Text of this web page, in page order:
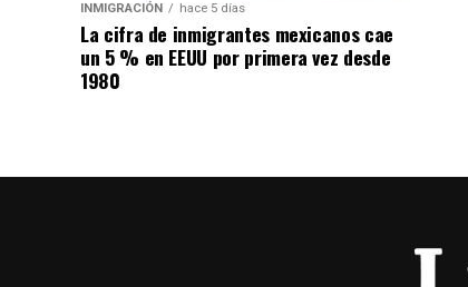
INMIGRACIÓN hace 5 días
La cifra de inmigrantes mexicanos cae
un 5 % en EEUU por primera vez desde
1980